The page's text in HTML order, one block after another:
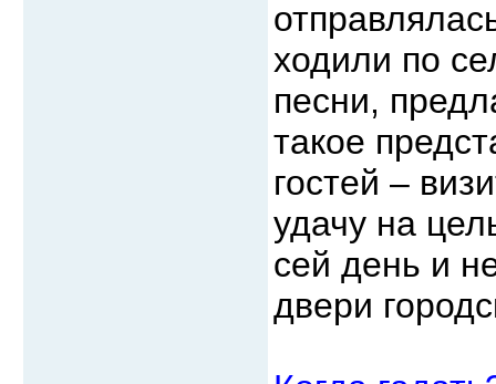
ходили по
песни,
такое
гостей –
удачу на
сей день и
двери